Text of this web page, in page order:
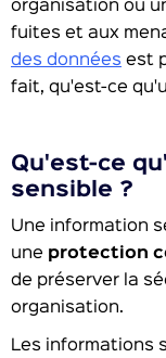
organisation ou
fuites et aux
des données est
fait, qu'est-ce
Qu'est-ce
sensible ?
Une information
une protection
de préserver la
organisation.
Les informations